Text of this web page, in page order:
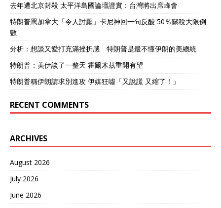
去年遭北京封殺 太平洋島國論壇證實：台灣將出席峰會
特朗普罵加拿大「令人討厭」卡尼神回一句反酸 50％關稅大限倒
數
分析：想談又愛打充滿挫折感 特朗普是最不懂伊朗的美總統
特朗普：美伊談了一整天 霍爾木茲重開有望
特朗普稱伊朗請求別進攻 伊媒狂噓「又說謊 又縮了！」
RECENT COMMENTS
ARCHIVES
August 2026
July 2026
June 2026